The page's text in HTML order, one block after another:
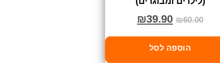
₪60.00
₪39.90
הוספה לסל